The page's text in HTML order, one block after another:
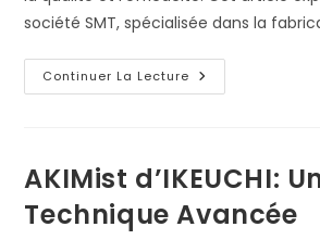
société SMT, spécialisée dans la
Continuer La Lecture Amélioration
De
La
Maîtrise
L’Humidité:
Le
AKIMist d’IKEUCHI:
Technique Avancée